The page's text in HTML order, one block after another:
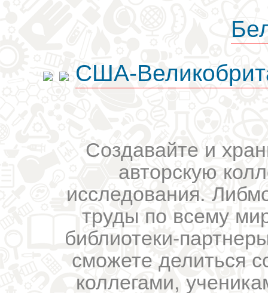
США-
Создавайте и
авторскую
исследования.
труды по всему
библиотеки-
сможете делиться
коллегами,